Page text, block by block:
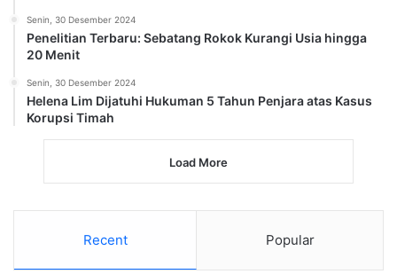
Senin, 30 Desember 2024
Penelitian Terbaru: Sebatang Rokok Kurangi Usia hingga
20 Menit
Senin, 30 Desember 2024
Helena Lim Dijatuhi Hukuman 5 Tahun Penjara atas Kasus
Korupsi Timah
Load More
Recent Popular